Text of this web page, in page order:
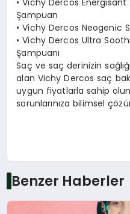
Şampuan
• Vichy Dercos Neogenic
• Vichy Dercos Ultra
Şampuanı
Saç ve saç derinizin
alan Vichy Dercos saç
uygun fiyatlarla sahip
sorunlarınıza bilimsel
Benzer Haberler